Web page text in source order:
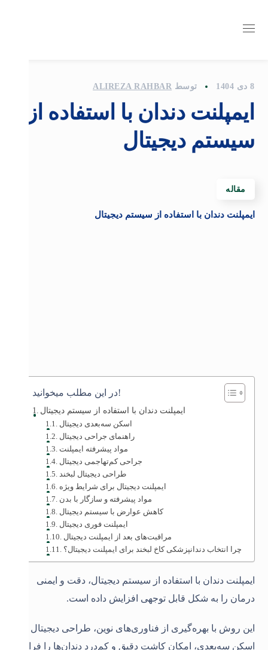
8 دی 1404 توسط ALIREZA RAHBAR
ایمپلنت دندان با استفاده از
سیستم دیجیتال
مقاله
ایمپلنت دندان با استفاده از سیستم دیجیتال
در این مطلب میخوانید!
ایمپلنت دندان با استفاده از سیستم دیجیتال
اسکن سه‌بعدی دیجیتال
راهنمای جراحی دیجیتال
مواد پیشرفته ایمپلنت
جراحی کم‌تهاجمی دیجیتال
طراحی دیجیتال لبخند
ایمپلنت دیجیتال برای شرایط ویژه
مواد پیشرفته و سازگار با بدن
کاهش عوارض با سیستم دیجیتال
ایمپلنت فوری دیجیتال
مراقبت‌های بعد از ایمپلنت دیجیتال
چرا انتخاب دندانپزشکی کاخ لبخند برای ایمپلنت دیجیتال؟
ایمپلنت دندان با استفاده از سیستم دیجیتال، دقت و ایمنی
درمان را به شکل قابل توجهی افزایش داده است.
این روش با بهره‌گیری از فناوری‌های نوین، طراحی دیجیتال و
اسکن سه‌بعدی، امکان کاشت دقیق و کم‌درد دندان‌ها را فراهم